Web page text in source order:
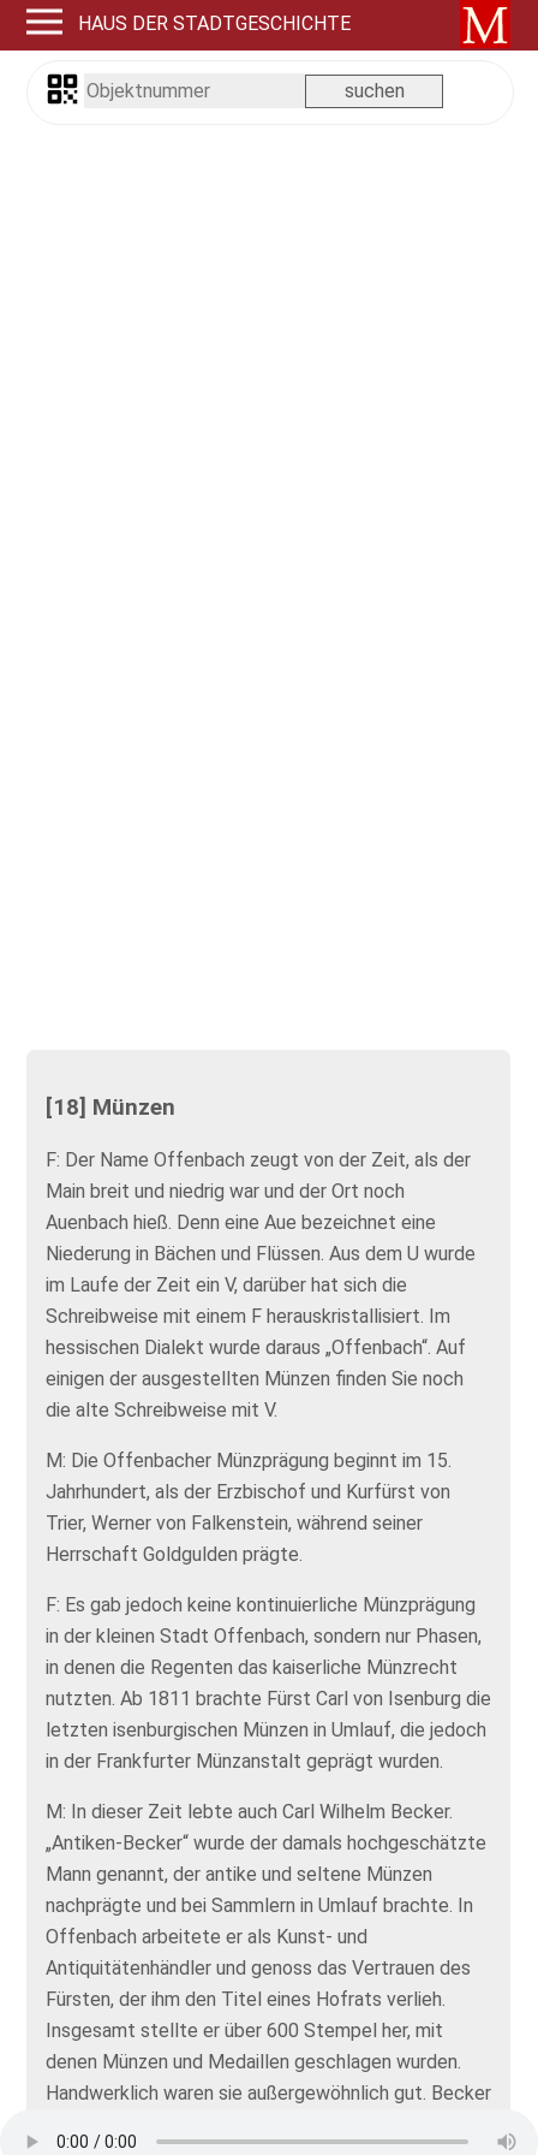
HAUS DER STADTGESCHICHTE
[18] Münzen
F: Der Name Offenbach zeugt von der Zeit, als der
Main breit und niedrig war und der Ort noch
Auenbach hieß. Denn eine Aue bezeichnet eine
Niederung in Bächen und Flüssen. Aus dem U wurde
im Laufe der Zeit ein V, darüber hat sich die
Schreibweise mit einem F herauskristallisiert. Im
hessischen Dialekt wurde daraus „Offenbach“. Auf
einigen der ausgestellten Münzen finden Sie noch
die alte Schreibweise mit V.
M: Die Offenbacher Münzprägung beginnt im 15.
Jahrhundert, als der Erzbischof und Kurfürst von
Trier, Werner von Falkenstein, während seiner
Herrschaft Goldgulden prägte.
F: Es gab jedoch keine kontinuierliche Münzprägung
in der kleinen Stadt Offenbach, sondern nur Phasen,
in denen die Regenten das kaiserliche Münzrecht
nutzten. Ab 1811 brachte Fürst Carl von Isenburg die
letzten isenburgischen Münzen in Umlauf, die jedoch
in der Frankfurter Münzanstalt geprägt wurden.
M: In dieser Zeit lebte auch Carl Wilhelm Becker.
„Antiken-Becker“ wurde der damals hochgeschätzte
Mann genannt, der antike und seltene Münzen
nachprägte und bei Sammlern in Umlauf brachte. In
Offenbach arbeitete er als Kunst- und
Antiquitätenhändler und genoss das Vertrauen des
Fürsten, der ihm den Titel eines Hofrats verlieh.
Insgesamt stellte er über 600 Stempel her, mit
denen Münzen und Medaillen geschlagen wurden.
Handwerklich waren sie außergewöhnlich gut. Becker